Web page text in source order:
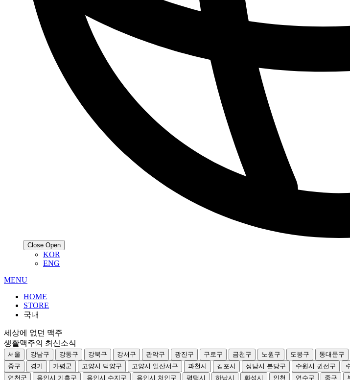
Close Open
KOR
ENG
MENU
HOME
STORE
국내
세상에 없던 맥주
생활맥주의 최신소식
서울 강남구 강동구 강북구 강서구 관악구 광진구 구로구 금천구 노원구 도봉구 동대문구
중구
경기 가평군 고양시 덕양구 고양시 일산서구 과천시 김포시 성남시 분당구 수원시 권선구
연천군
용인시 기흥구 용인시 수지구 용인시 처인구 평택시 하남시 화성시 인천 연수구 중구